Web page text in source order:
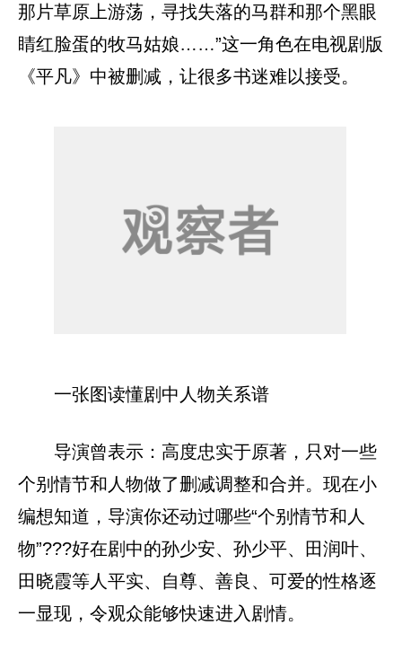
那片草原上游荡，寻找失落的马群和那个黑眼
睛红脸蛋的牧马姑娘……”这一角色在电视剧版
《平凡》中被删减，让很多书迷难以接受。
一张图读懂剧中人物关系谱
导演曾表示：高度忠实于原著，只对一些
个别情节和人物做了删减调整和合并。现在小
编想知道，导演你还动过哪些“个别情节和人
物”???好在剧中的孙少安、孙少平、田润叶、
田晓霞等人平实、自尊、善良、可爱的性格逐
一显现，令观众能够快速进入剧情。